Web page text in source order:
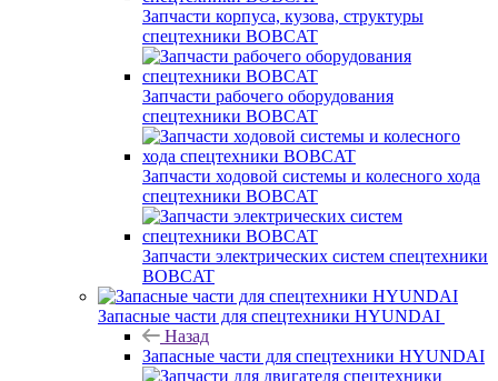
Запчасти корпуса, кузова, структуры
спецтехники BOBCAT
Запчасти рабочего оборудования
спецтехники BOBCAT
Запчасти ходовой системы и колесного хода
спецтехники BOBCAT
Запчасти электрических систем спецтехники
BOBCAT
Запасные части для спецтехники HYUNDAI
Назад
Запасные части для спецтехники HYUNDAI